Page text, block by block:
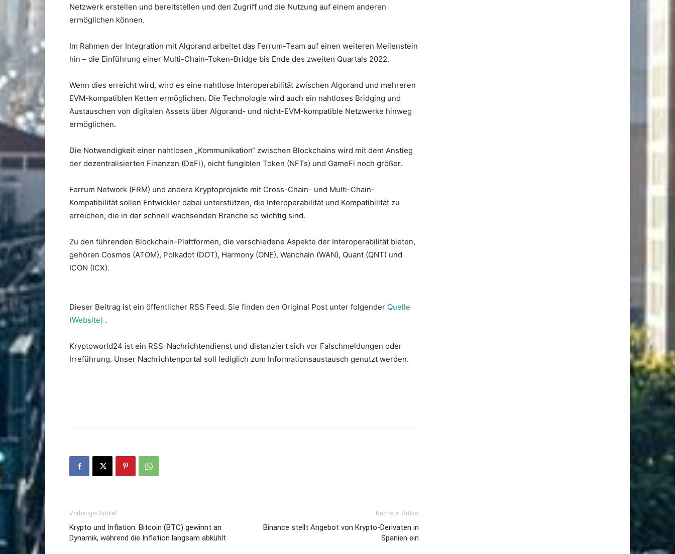
Netzwerk erstellen und bereitstellen und den Zugriff und die Nutzung auf einem anderen
ermöglichen können.
Im Rahmen der Integration mit Algorand arbeitet das Ferrum-Team auf einen weiteren Meilenstein
hin – die Einführung einer Multi-Chain-Token-Bridge bis Ende des zweiten Quartals 2022.
Wenn dies erreicht wird, wird es eine nahtlose Interoperabilität zwischen Algorand und mehreren
EVM-kompatiblen Ketten ermöglichen. Die Technologie wird auch ein nahtloses Bridging und
Austauschen von digitalen Assets über Algorand- und nicht-EVM-kompatible Netzwerke hinweg
ermöglichen.
Die Notwendigkeit einer nahtlosen „Kommunikation“ zwischen Blockchains wird mit dem Anstieg
der dezentralisierten Finanzen (DeFi), nicht fungiblen Token (NFTs) und GameFi noch größer.
Ferrum Network (FRM) und andere Kryptoprojekte mit Cross-Chain- und Multi-Chain-
Kompatibilität sollen Entwickler dabei unterstützen, die Interoperabilität und Kompatibilität zu
erreichen, die in der schnell wachsenden Branche so wichtig sind.
Zu den führenden Blockchain-Plattformen, die verschiedene Aspekte der Interoperabilität bieten,
gehören Cosmos (ATOM), Polkadot (DOT), Harmony (ONE), Wanchain (WAN), Quant (QNT) und
ICON (ICX).
Dieser Beitrag ist ein öffentlicher RSS Feed. Sie finden den Original Post unter folgender Quelle
(Website) .
Kryptoworld24 ist ein RSS-Nachrichtendienst und distanziert sich vor Falschmeldungen oder
Irreführung. Unser Nachrichtenportal soll lediglich zum Informationsaustausch genutzt werden.
Vorheriger Artikel
Krypto und Inflation: Bitcoin (BTC) gewinnt an
Dynamik, während die Inflation langsam abkühlt
Nächster Artikel
Binance stellt Angebot von Krypto-Derivaten in
Spanien ein